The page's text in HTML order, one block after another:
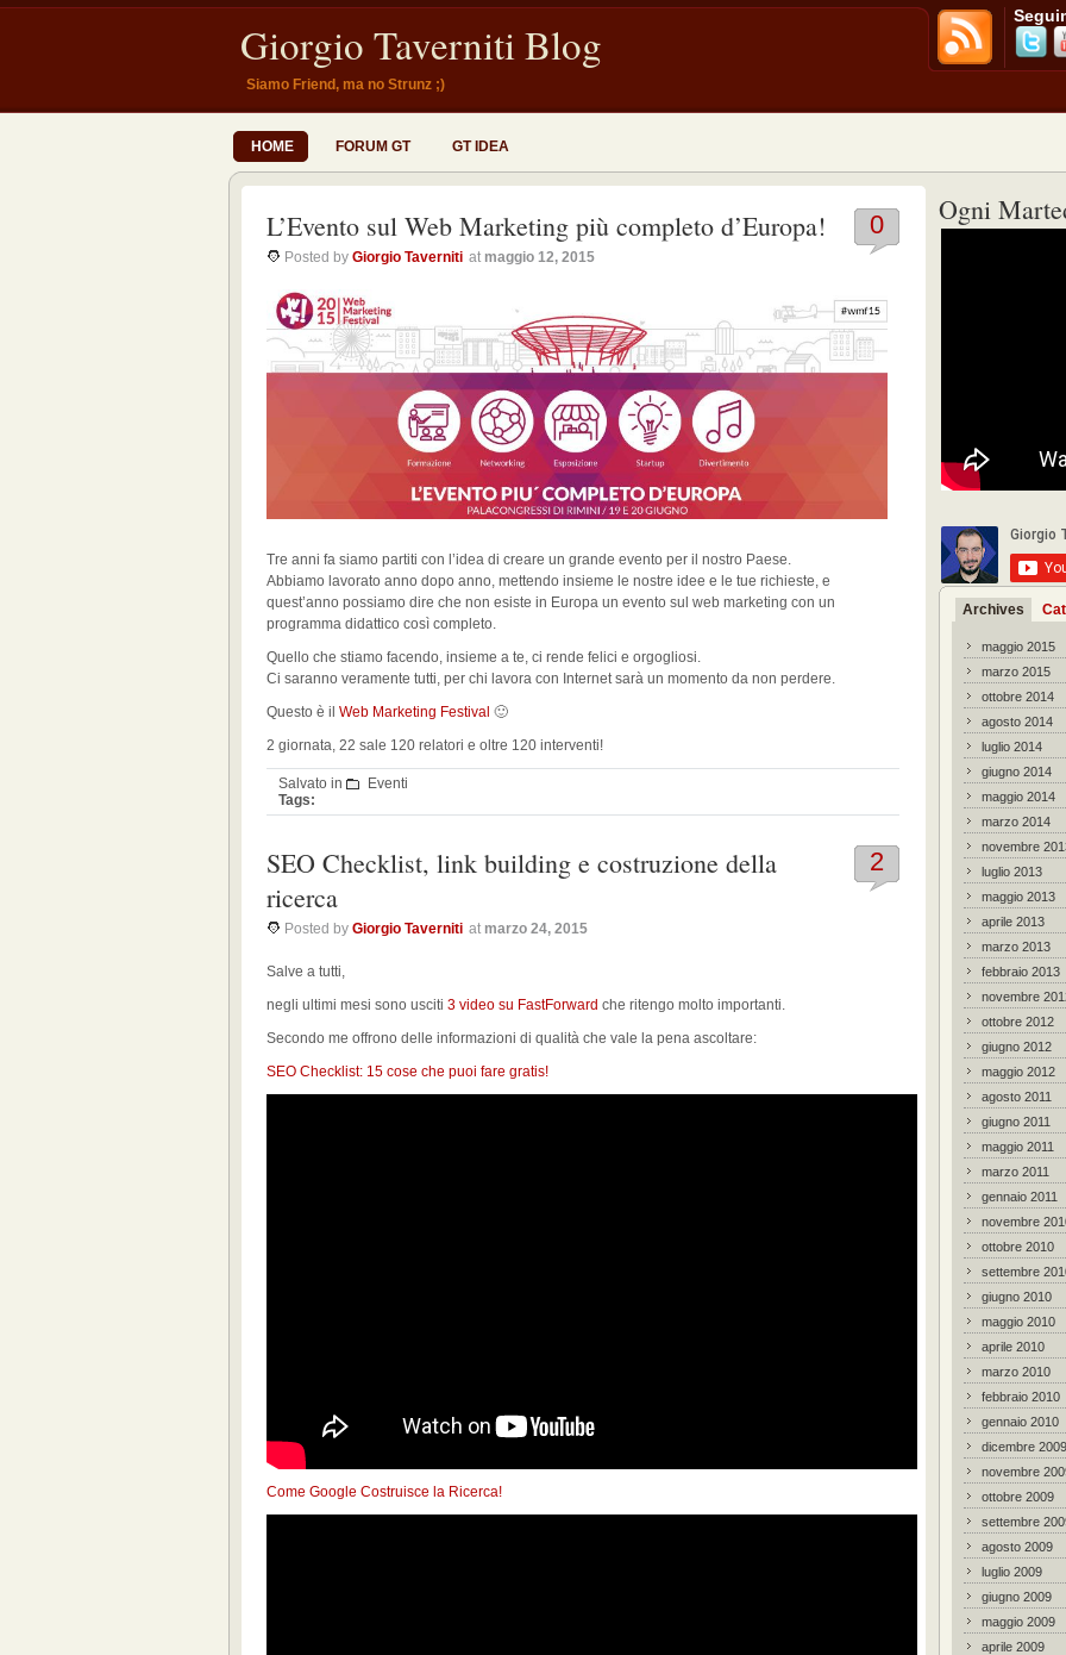
Giorgio Taverniti Blog
Siamo Friend, ma no Strunz ;)
HOME FORUM GT GT IDEA
0
L’Evento sul Web Marketing più completo d’Europa!
Posted by Giorgio Taverniti at maggio 12, 2015
Tre anni fa siamo partiti con l’idea di creare un grande evento per il nostro Paese.
Abbiamo lavorato anno dopo anno, mettendo insieme le nostre idee e le tue richieste, e
quest’anno possiamo dire che non esiste in Europa un evento sul web marketing con un
programma didattico così completo.
Quello che stiamo facendo, insieme a te, ci rende felici e orgogliosi.
Ci saranno veramente tutti, per chi lavora con Internet sarà un momento da non perdere.
Questo è il Web Marketing Festival 🙂
2 giornata, 22 sale 120 relatori e oltre 120 interventi!
Salvato in
Eventi
Tags:
2
SEO Checklist, link building e costruzione della
ricerca
Posted by Giorgio Taverniti at marzo 24, 2015
Salve a tutti,
negli ultimi mesi sono usciti 3 video su FastForward che ritengo molto importanti.
Secondo me offrono delle informazioni di qualità che vale la pena ascoltare:
SEO Checklist: 15 cose che puoi fare gratis!
Come Google Costruisce la Ricerca!
Ogni
Archives
maggio 2015
marzo 2015
ottobre 2014
agosto 2014
luglio 2014
giugno 2014
maggio 2014
marzo 2014
novembre
luglio 2013
maggio 2013
aprile 2013
marzo 2013
febbraio 2013
novembre
ottobre 2012
giugno 2012
maggio 2012
agosto 2011
giugno 2011
maggio 2011
marzo 2011
gennaio 2011
novembre
ottobre 2010
settembre
giugno 2010
maggio 2010
aprile 2010
marzo 2010
febbraio 2010
gennaio 2010
dicembre 2009
novembre
ottobre 2009
settembre
agosto 2009
luglio 2009
giugno 2009
maggio 2009
aprile 2009